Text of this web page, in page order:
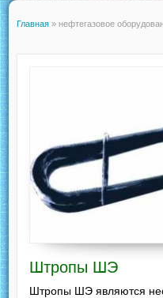
Главная » нефтегазовое
Штропы ШЭ
Штропы ШЭ являются